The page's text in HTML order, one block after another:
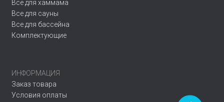
Все для хаммама
Все для сауны
Все для бассейна
Комплектующие
ИНФОРМАЦИЯ
Заказ товара
Условия оплаты